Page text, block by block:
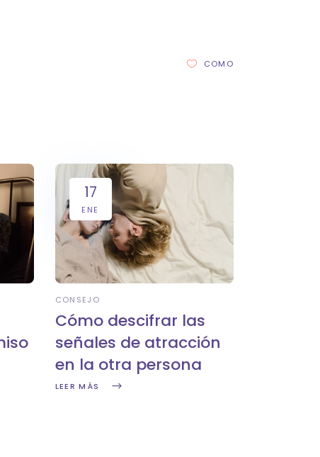
COMO
17
ENE
CONSEJO
Cómo descifrar las
señales de atracción
en la otra persona
LEER MÁS